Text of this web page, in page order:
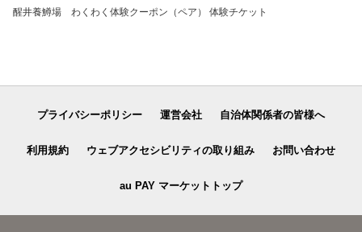
醒井養鱒場 わくわく体験クーポン（ペア） 体験チケット
プライバシーポリシー 運営会社 自治体関係者の皆様へ
利用規約 ウェブアクセシビリティの取り組み お問い合わせ
au PAY マーケットトップ